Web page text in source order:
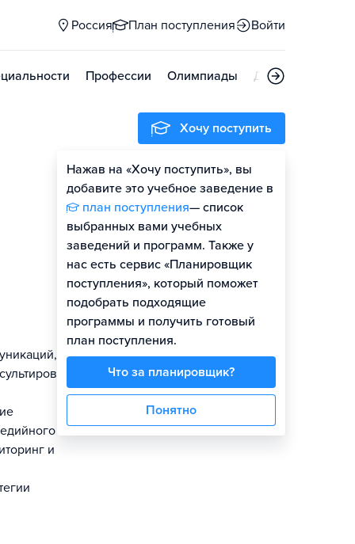
Россия План поступления Войти
Профессии Олимпиады Дни открытых
и
Хочу поступить
Нажав на «Хочу поступить», вы
добавите это учебное заведение в
план поступления— список
выбранных вами учебных
заведений и программ. Также у
нас есть сервис «Планировщик
поступления», который поможет
подобрать подходящие
программы и получить готовый
план поступления.
Что за планировщик?
Понятно
Оценить шансы